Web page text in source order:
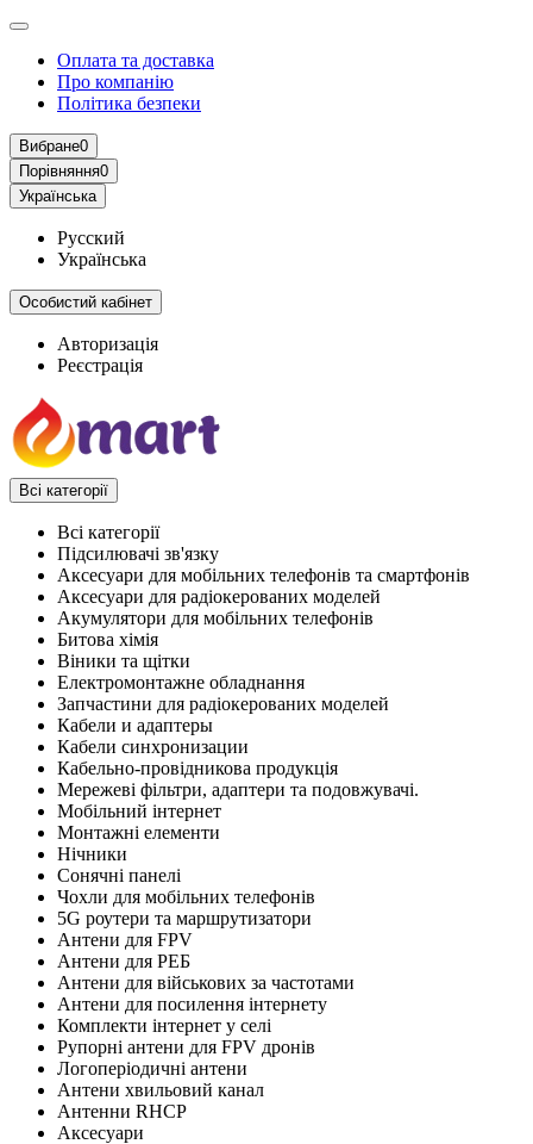
Оплата та доставка
Про компанію
Політика безпеки
Вибране0
Порівняння0
Українська
Русский
Українська
Особистий кабінет
Авторизація
Реєстрація
Всі категорії
Всі категорії
Підсилювачі зв'язку
Аксесуари для мобільних телефонів та смартфонів
Аксесуари для радіокерованих моделей
Акумулятори для мобільних телефонів
Битова хімія
Віники та щітки
Електромонтажне обладнання
Запчастини для радіокерованих моделей
Кабели и адаптеры
Кабели синхронизации
Кабельно-провідникова продукція
Мережеві фільтри, адаптери та подовжувачі.
Мобільний інтернет
Монтажні елементи
Нічники
Сонячні панелі
Чохли для мобільних телефонів
5G роутери та маршрутизатори
Антени для FPV
Антени для РЕБ
Антени для військових за частотами
Антени для посилення інтернету
Комплекти інтернет у селі
Рупорні антени для FPV дронів
Логоперіодичні антени
Антени хвильовий канал
Антенни RHCP
Аксесуари